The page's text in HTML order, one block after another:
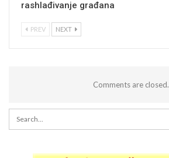
rashlađivanje građana
PREV NEXT
Comments are closed.